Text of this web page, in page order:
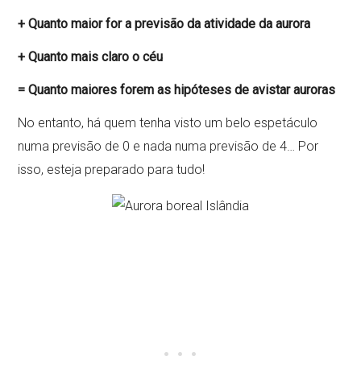
+ Quanto maior for a previsão da atividade da aurora
+ Quanto mais claro o céu
= Quanto maiores forem as hipóteses de avistar auroras
No entanto, há quem tenha visto um belo espetáculo
numa previsão de 0 e nada numa previsão de 4… Por
isso, esteja preparado para tudo!